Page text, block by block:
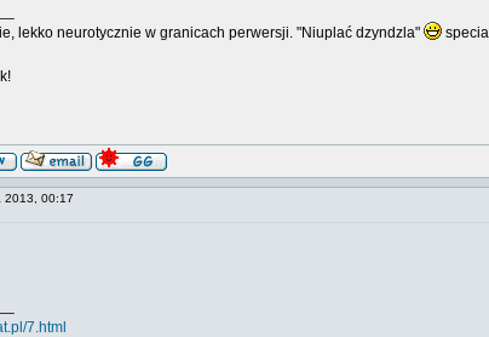
lekko neurotycznie w granicach perwersji. "Niuplać dzyndzla"
2013, 00:17
7.html